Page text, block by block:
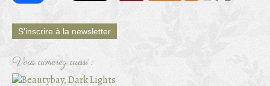
S'inscrire à la newsletter
Vous aimerez aussi :